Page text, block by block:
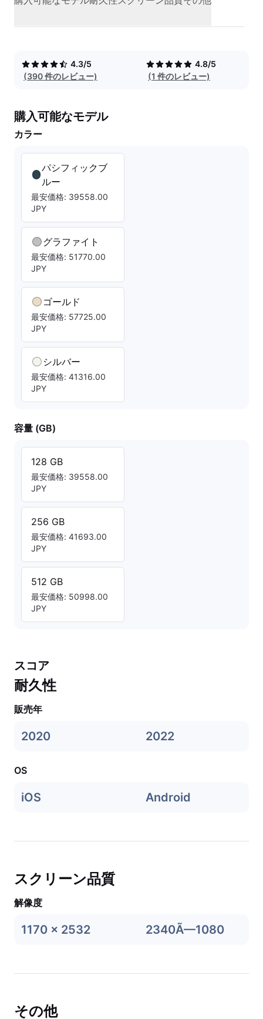
4.3/5
(390 件のレビュー)
4.8/5
(1 件のレビュー)
購入可能なモデル
カラー
パシフィックブ
ルー
最安価格: 39558.00
JPY
グラファイト
最安価格: 51770.00
JPY
ゴールド
最安価格: 57725.00
JPY
シルバー
最安価格: 41316.00
JPY
容量 (GB)
128 GB
最安価格: 39558.00
JPY
256 GB
最安価格: 41693.00
JPY
512 GB
最安価格: 50998.00
JPY
スコア
耐久性
販売年
2020 2022
OS
iOS Android
スクリーン品質
解像度
1170 x 2532 2340Ã—1080
その他